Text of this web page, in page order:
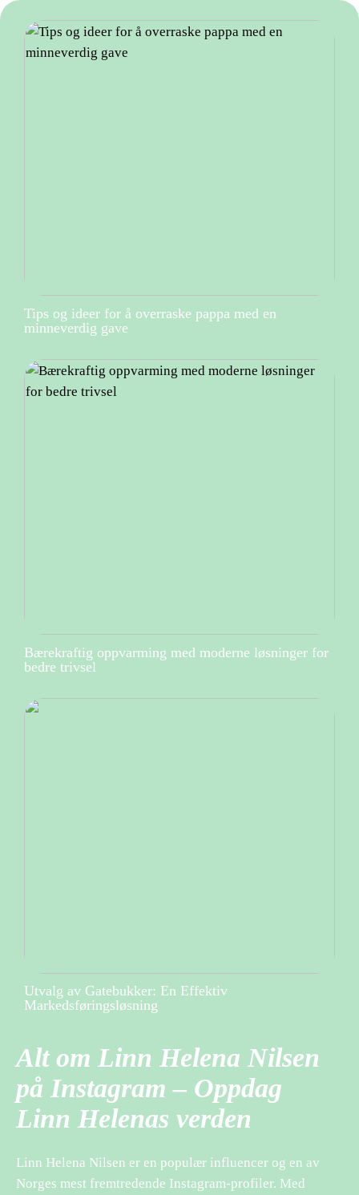
Tips og ideer for å overraske pappa med en
minneverdig gave
Bærekraftig oppvarming med moderne løsninger for
bedre trivsel
Utvalg av Gatebukker: En Effektiv
Markedsføringsløsning
Alt om Linn Helena Nilsen
på Instagram – Oppdag
Linn Helenas verden
Linn Helena Nilsen er en populær influencer og en av
Norges mest fremtredende Instagram-profiler. Med